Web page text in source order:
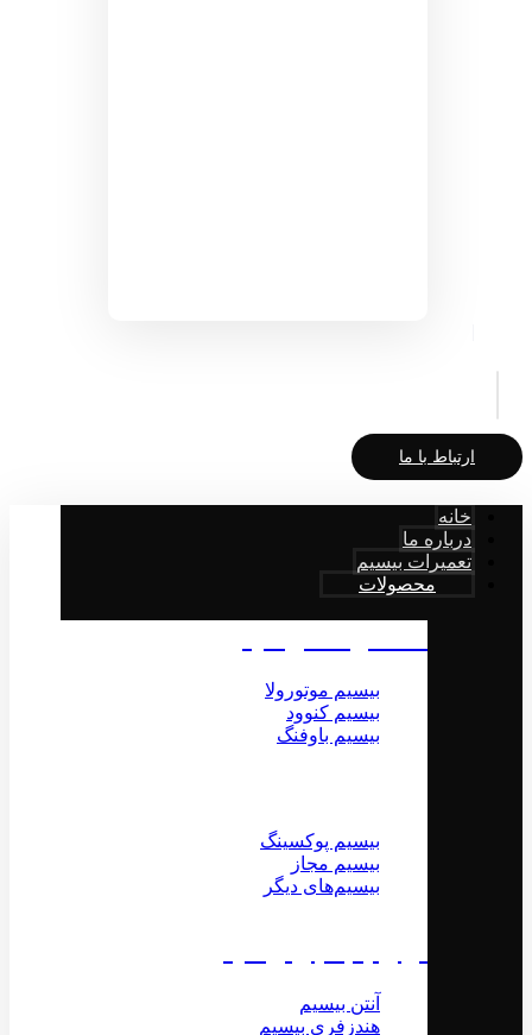
ارتباط با ما
خانه
درباره ما
تعمیرات بیسیم
محصولات
بیسیم موتورولا
بیسیم کنوود
بیسیم باوفنگ
بیسیم پوکسینگ
بیسیم مجاز
بیسیم‌های دیگر
آنتن بیسیم
هندزفری بیسیم